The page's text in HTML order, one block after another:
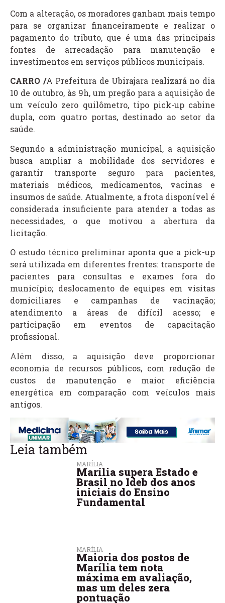
Com a alteração, os moradores ganham mais tempo
para se organizar financeiramente e realizar o
pagamento do tributo, que é uma das principais
fontes de arrecadação para manutenção e
investimentos em serviços públicos municipais.
CARRO /A Prefeitura de Ubirajara realizará no dia
10 de outubro, às 9h, um pregão para a aquisição de
um veículo zero quilômetro, tipo pick-up cabine
dupla, com quatro portas, destinado ao setor da
saúde.
Segundo a administração municipal, a aquisição
busca ampliar a mobilidade dos servidores e
garantir transporte seguro para pacientes,
materiais médicos, medicamentos, vacinas e
insumos de saúde. Atualmente, a frota disponível é
considerada insuficiente para atender a todas as
necessidades, o que motivou a abertura da
licitação.
O estudo técnico preliminar aponta que a pick-up
será utilizada em diferentes frentes: transporte de
pacientes para consultas e exames fora do
município; deslocamento de equipes em visitas
domiciliares e campanhas de vacinação;
atendimento a áreas de difícil acesso; e
participação em eventos de capacitação
profissional.
Além disso, a aquisição deve proporcionar
economia de recursos públicos, com redução de
custos de manutenção e maior eficiência
energética em comparação com veículos mais
antigos.
Leia também
MARÍLIA
Marília supera Estado e
Brasil no Ideb dos anos
iniciais do Ensino
Fundamental
MARÍLIA
Maioria dos postos de
Marília tem nota
máxima em avaliação,
mas um deles zera
pontuação